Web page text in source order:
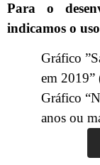
Para o
indicamos o
Gráfico
em 2019”
Gráfico
anos ou